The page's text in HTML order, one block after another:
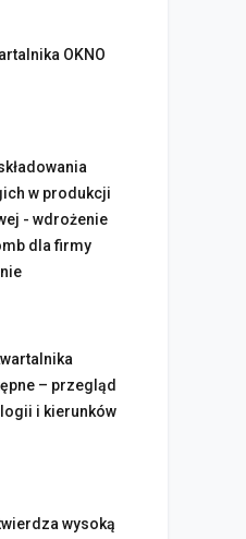
OKNO
w produkcji
- wdrożenie
dla firmy
– przegląd
i kierunków
wysoką